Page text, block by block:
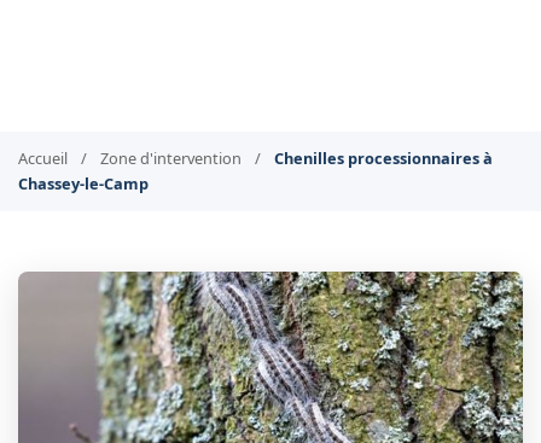
Accueil / Zone d'intervention /
Chenilles processionnaires à
Chassey-le-Camp